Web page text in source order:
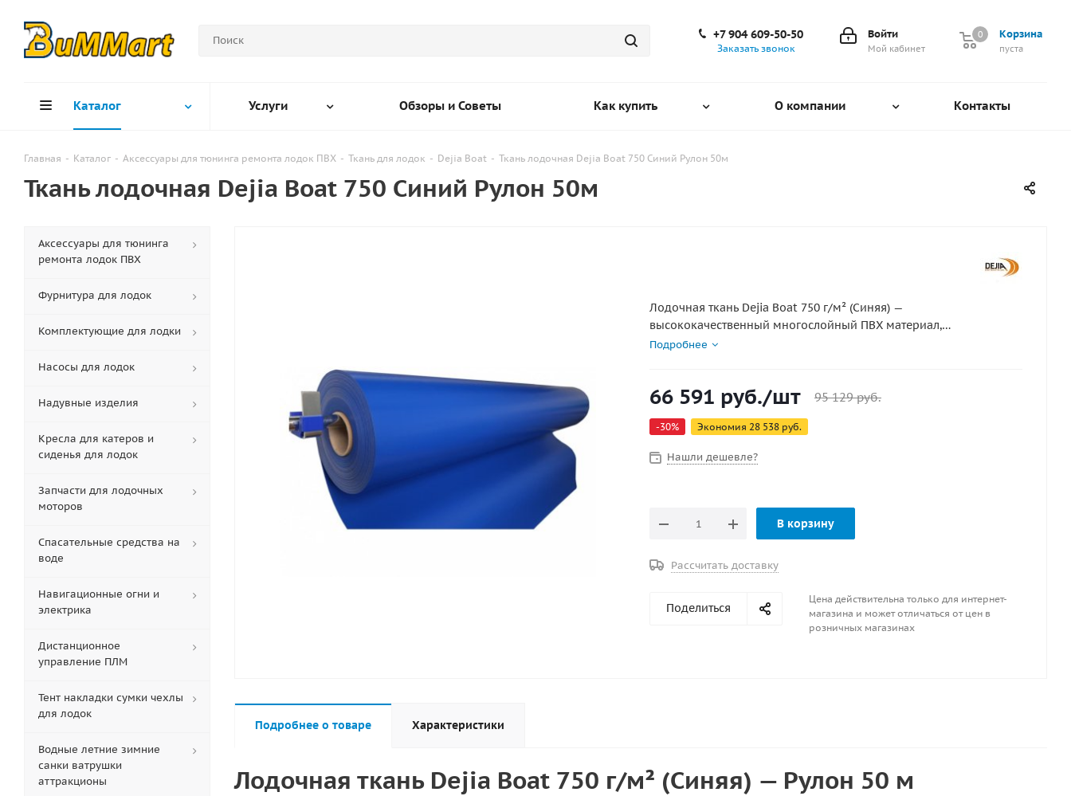
Корзина
0
пуста
0
Войти
Мой кабинет
+7 904 609-50-50
Заказать звонок
Каталог Услуги Обзоры и Советы Как купить О компании Контакты
Главная - Каталог - Аксессуары для тюнинга ремонта лодок ПВХ - Ткань для лодок - Dejia Boat - Ткань лодочная Dejia Boat 750 Синий Рулон 50м
Ткань лодочная Dejia Boat 750 Синий Рулон 50м
Лодочная ткань Dejia Boat 750 г/м² (Синяя) —
высококачественный многослойный ПВХ материал,
предназначенный для изготовления надувных лодок, баллонов и
устойчивостью к агрессивным климатическим условиям.
Подробнее
66 591 руб./шт 95 129руб.
-30% Экономия 28 538 руб.
Нашли дешевле?
В корзину
Рассчитать доставку
Поделиться
Цена действительна только для интернет-
магазина и может отличаться от цен в
розничных магазинах
Подробнее о товаре Характеристики
Лодочная ткань Dejia Boat 750 г/м² (Синяя) — Рулон 50 м
Аксессуары для тюнинга
ремонта лодок ПВХ
Фурнитура для лодок
Комплектующие для лодки
Насосы для лодок
Надувные изделия
Кресла для катеров и
сиденья для лодок
Запчасти для лодочных
моторов
Спасательные средства на
воде
Навигационные огни и
электрика
Дистанционное
управление ПЛМ
Тент накладки сумки чехлы
для лодок
Водные летние зимние
санки ватрушки
аттракционы